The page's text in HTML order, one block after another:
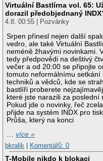
Virtuální Bastlírna vol. 65:
dorazil předobjednaný
4.8. 00:55 | Pozvánky
Srpen přinesl nejen další
vedro, ale také Virtuální
neméně žhavými novinkami.
tedy předpovědi na deštivý
večer a od 20:00 se připojte
tomuto neformálnímu setkání
techniků a vědců, kde se
bastlíři proberete
které jste narazili za poslední
Pokud jde o novinky, řeč
přijde na systém INDX pro
Průša, který na konci
…více »
bkralik | Komentářů: 0
T-Mobile nikdo k blokaci